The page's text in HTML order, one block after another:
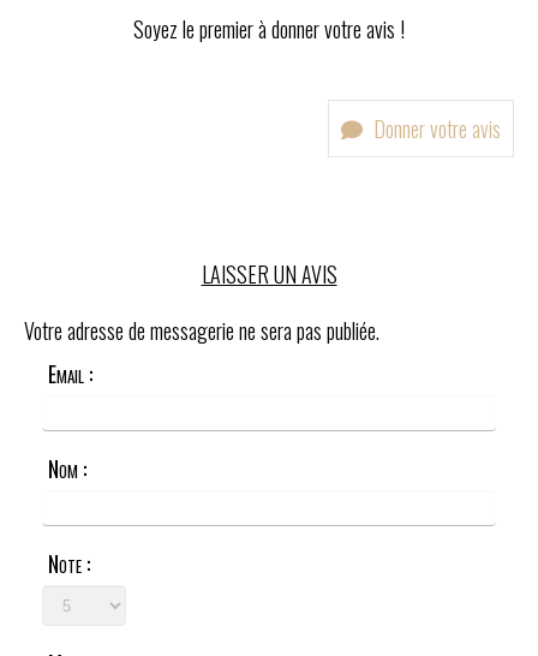
Soyez le premier à donner votre avis !
Donner votre avis
LAISSER UN AVIS
Votre adresse de messagerie ne sera pas publiée.
Email :
Nom :
Note :